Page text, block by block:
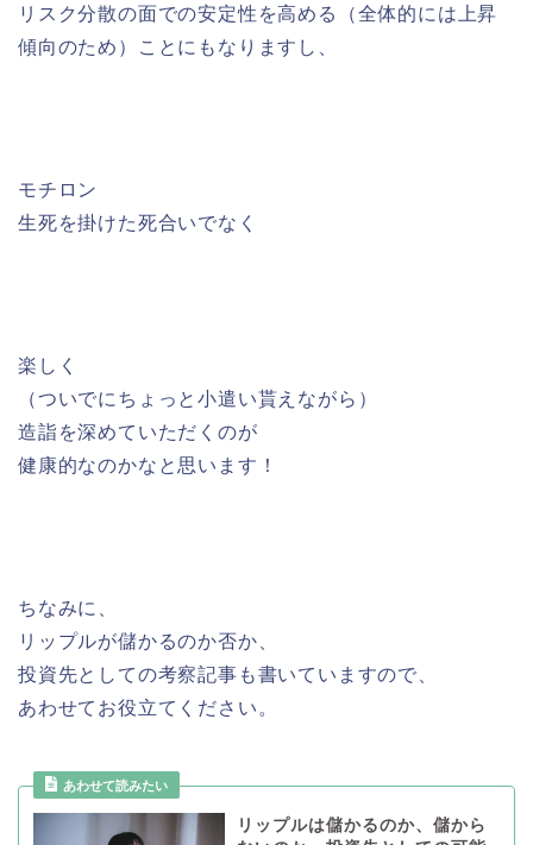
リスク分散の面での安定性を高める（全体的には上昇
傾向のため）ことにもなりますし、
モチロン
生死を掛けた死合いでなく
楽しく
（ついでにちょっと小遣い貰えながら）
造詣を深めていただくのが
健康的なのかなと思います！
ちなみに、
リップルが儲かるのか否か、
投資先としての考察記事も書いていますので、
あわせてお役立てください。
あわせて読みたい
リップルは儲かるのか、儲から